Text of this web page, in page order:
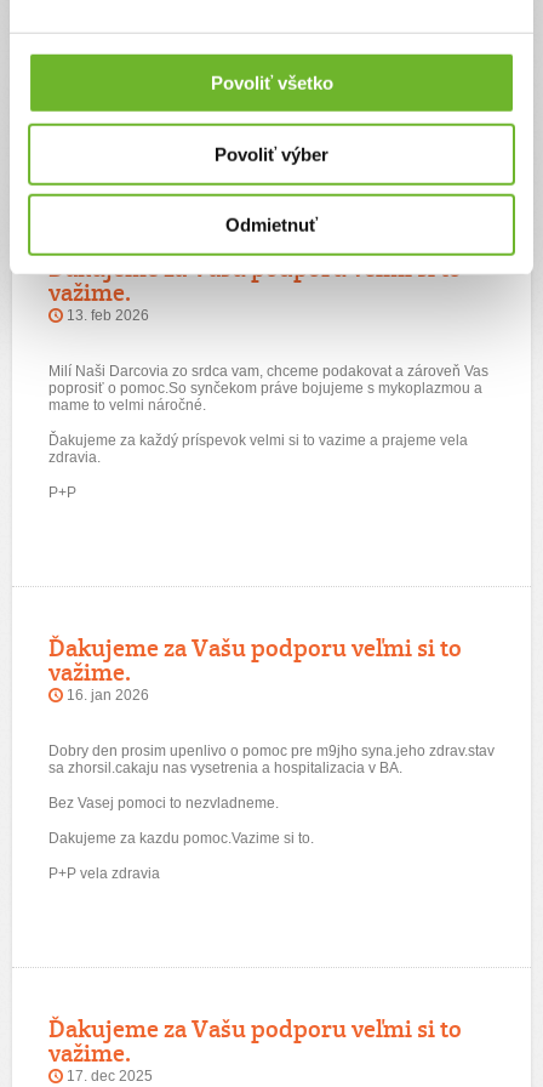
Povoliť všetko
Povoliť výber
Odmietnuť
DAKUJEME ZA KAZDU POMOC.
VELA ZDRAVICKA P+P
Ďakujeme za Vašu podporu veľmi si to
važime.
13. feb 2026
Milí Naši Darcovia zo srdca vam, chceme podakovat a zároveň Vas
poprosiť o pomoc.So synčekom práve bojujeme s mykoplazmou a
mame to velmi náročné.
Ďakujeme za každý príspevok velmi si to vazime a prajeme vela
zdravia.
P+P
Ďakujeme za Vašu podporu veľmi si to
važime.
16. jan 2026
Dobry den prosim upenlivo o pomoc pre m9jho syna.jeho zdrav.stav
sa zhorsil.cakaju nas vysetrenia a hospitalizacia v BA.
Bez Vasej pomoci to nezvladneme.
Dakujeme za kazdu pomoc.Vazime si to.
P+P vela zdravia
Ďakujeme za Vašu podporu veľmi si to
važime.
17. dec 2025